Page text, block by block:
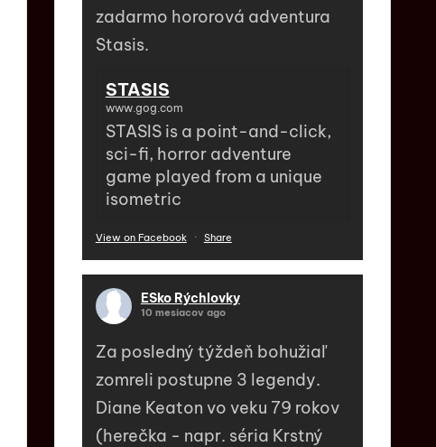
zadarmo hororová adventura
Stasis.
STASIS
www.gog.com
STASIS is a point-and-click,
sci-fi, horror adventure
game played from a unique
isometric
View on Facebook · Share
ESko Rýchlovky
10 mesiacov ago
Za posledný týždeň bohužiaľ
zomreli postupne 3 legendy.
Diane Keaton vo veku 79 rokov
(herečka - napr. séria Krstný